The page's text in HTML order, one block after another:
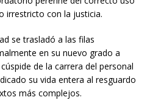
irrestricto con la justicia.
se trasladó a las filas
en su nuevo grado a
de la carrera del personal
su vida entera al resguardo
más complejos.